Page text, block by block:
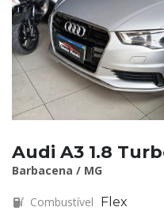
Audi A3 1.8
Barbacena / MG
Combustível Flex